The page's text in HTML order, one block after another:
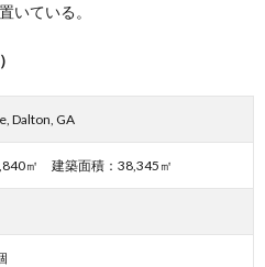
いている。
Dalton, GA
㎡ 建築面積：38,345㎡